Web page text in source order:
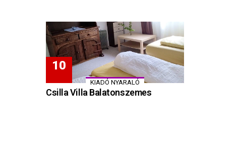
KIADÓ NYARALÓ
Csilla Villa Balatonszemes